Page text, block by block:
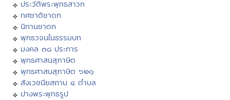
ประวัติพระพุทธสาวก
ทศชาติชาดก
นิทานชาดก
พุทธวจนในธรรมบท
มงคล ๓๘ ประการ
พุทธศาสนสุภาษิต
พุทธศาสนสุภาษิต ๖๒๑
สังเวชนียสถาน ๔ ตำบล
ปางพระพุทธรูป